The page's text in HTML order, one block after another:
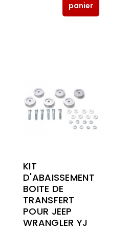
panier
KIT
D'ABAISSEMENT
BOITE DE
TRANSFERT
POUR JEEP
WRANGLER YJ